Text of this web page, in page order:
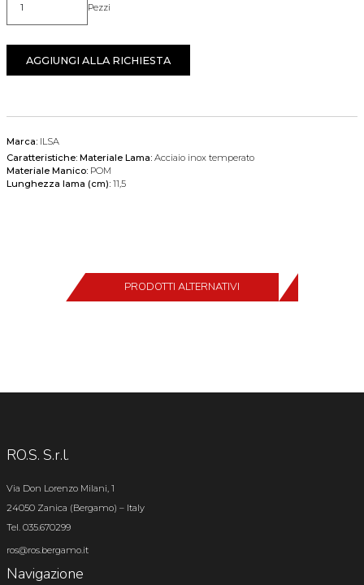
Quantità Pezzi
AGGIUNGI ALLA RICHIESTA
Marca: ILSA
Caratteristiche: Materiale Lama: Acciaio inox temperato
Materiale Manico: POM
Lunghezza lama (cm): 11,5
PRODOTTI ALTERNATIVI
RO.S. S.r.l.
Via Don Lorenzo Milani, 1
24050 Zanica (Bergamo) – Italy
Tel. 035.670299
ros@ros.bergamo.it
Navigazione